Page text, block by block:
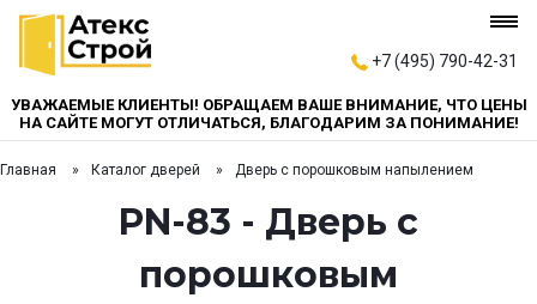
+7 (495) 790-42-31
УВАЖАЕМЫЕ КЛИЕНТЫ! ОБРАЩАЕМ ВАШЕ ВНИМАНИЕ, ЧТО ЦЕНЫ
НА САЙТЕ МОГУТ ОТЛИЧАТЬСЯ, БЛАГОДАРИМ ЗА ПОНИМАНИЕ!
Главная Каталог дверей Дверь с порошковым напылением
PN-83 - Дверь с
порошковым